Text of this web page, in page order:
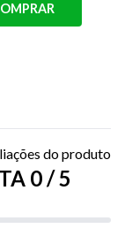
do produto
0 / 5